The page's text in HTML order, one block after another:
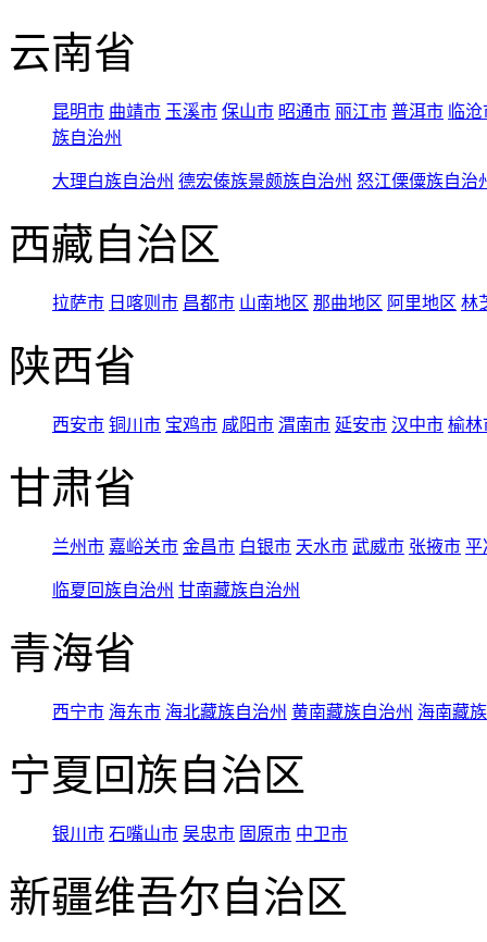
云南省
昆明市 曲靖市 玉溪市 保山市 昭通市 丽江市 普洱市 临
族自治州
大理白族自治州 德宏傣族景颇族自治州 怒江傈僳族自治
西藏自治区
拉萨市 日喀则市 昌都市 山南地区 那曲地区 阿里地区 林
陕西省
西安市 铜川市 宝鸡市 咸阳市 渭南市 延安市 汉中市 榆林
甘肃省
兰州市 嘉峪关市 金昌市 白银市 天水市 武威市 张掖市 平
临夏回族自治州 甘南藏族自治州
青海省
西宁市 海东市 海北藏族自治州 黄南藏族自治州 海南藏
宁夏回族自治区
银川市 石嘴山市 吴忠市 固原市 中卫市
新疆维吾尔自治区